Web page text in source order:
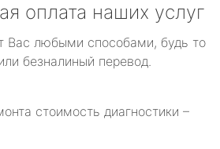
оплата наших услуг
Вас любыми способами, будь то
безналиный перевод.
стоимость диагностики –